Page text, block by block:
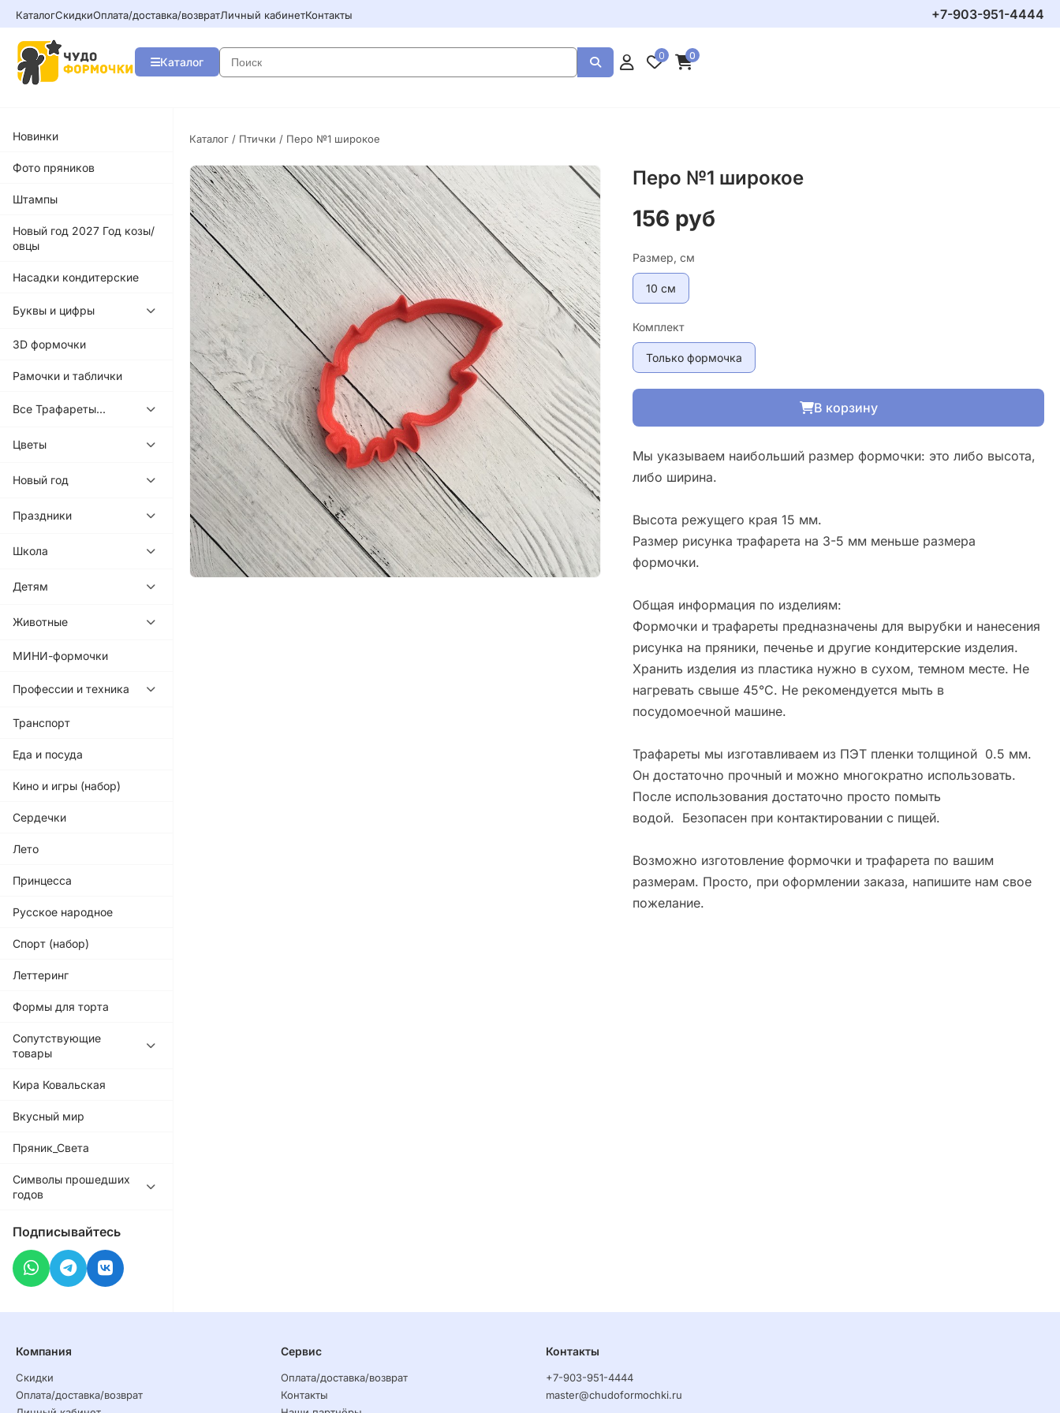
КаталогСкидкиОплата/доставка/возвратЛичный кабинетКонтакты +7-903-951-4444
Каталог
0 0
Новинки
Фото пряников
Штампы
Новый год 2027 Год козы/
овцы
Насадки кондитерские
Буквы и цифры
3D формочки
Рамочки и таблички
Все Трафареты...
Цветы
Новый год
Праздники
Школа
Детям
Животные
МИНИ-формочки
Профессии и техника
Транспорт
Еда и посуда
Кино и игры (набор)
Сердечки
Лето
Принцесса
Русское народное
Спорт (набор)
Леттеринг
Формы для торта
Сопутствующие
товары
Кира Ковальская
Вкусный мир
Пряник_Света
Символы прошедших
годов
Подписывайтесь
Каталог / Птички / Перо №1 широкое
Перо №1 широкое
156 руб
Размер, см
10 см
Комплект
Только формочка
В корзину
Мы указываем наибольший размер формочки: это либо высота,
либо ширина.
Высота режущего края 15 мм.
Размер рисунка трафарета на 3-5 мм меньше размера
формочки.
Общая информация по изделиям:
Формочки и трафареты предназначены для вырубки и нанесения
рисунка на пряники, печенье и другие кондитерские изделия.
Хранить изделия из пластика нужно в сухом, темном месте. Не
нагревать свыше 45°С. Не рекомендуется мыть в
посудомоечной машине.
Трафареты мы изготавливаем из ПЭТ пленки толщиной 0.5 мм.
Он достаточно прочный и можно многократно использовать.
После использования достаточно просто помыть
водой. Безопасен при контактировании с пищей.
Возможно изготовление формочки и трафарета по вашим
размерам. Просто, при оформлении заказа, напишите нам свое
пожелание.
Компания
Скидки
Оплата/доставка/возврат
Сервис
Оплата/доставка/возврат
Контакты
Контакты
+7-903-951-4444
master@chudoformochki.ru